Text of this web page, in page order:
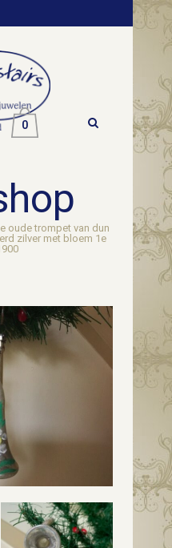
0
oude trompet van dun
zilver met bloem 1e